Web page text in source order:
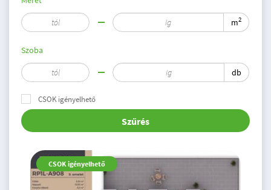
m2
Szoba
db
CSOK igényelhető
Szűrés
CSOK igényelhető